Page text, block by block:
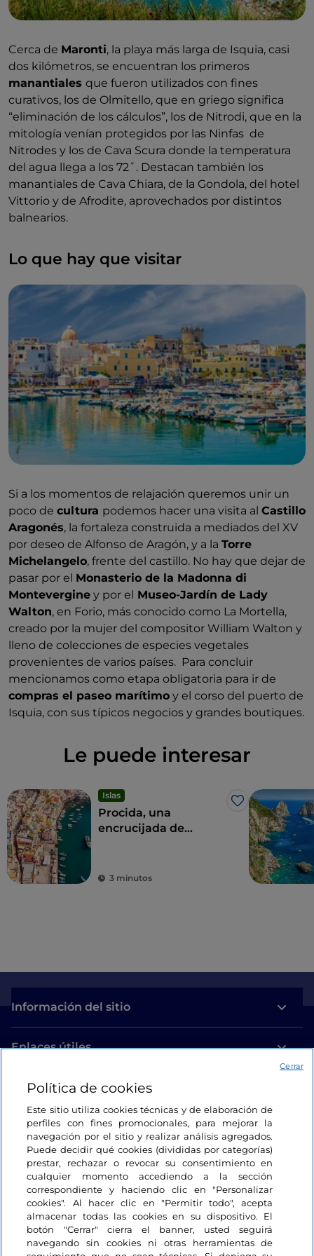
Cerca de Maronti, la playa más larga de Isquia, casi
dos kilómetros, se encuentran los primeros
manantiales que fueron utilizados con fines
curativos, los de Olmitello, que en griego significa
“eliminación de los cálculos”, los de Nitrodi, que en la
mitología venían protegidos por las Ninfas de
Nitrodes y los de Cava Scura donde la temperatura
del agua llega a los 72˚. Destacan también los
manantiales de Cava Chiara, de la Gondola, del hotel
Vittorio y de Afrodite, aprovechados por distintos
balnearios.
Lo que hay que visitar
Si a los momentos de relajación queremos unir un
poco de cultura podemos hacer una visita al Castillo
Aragonés, la fortaleza construida a mediados del XV
por deseo de Alfonso de Aragón, y a la Torre
Michelangelo, frente del castillo. No hay que dejar de
pasar por el Monasterio de la Madonna di
Montevergine y por el Museo-Jardín de Lady
Walton, en Forio, más conocido como La Mortella,
creado por la mujer del compositor William Walton y
lleno de colecciones de especies vegetales
provenientes de varios países. Para concluir
mencionamos como etapa obligatoria para ir de
compras el paseo marítimo y el corso del puerto de
Isquia, con sus típicos negocios y grandes boutiques.
Le puede interesar
Islas
Me gusta
Procida, una
encrucijada de
3 minutos
Información del sitio
Enlaces útiles
Acceso
Estamos en contacto
Política de cookies
Este sitio utiliza cookies técnicas y de elaboración de
perfiles con fines promocionales, para mejorar la
navegación por el sitio y realizar análisis agregados.
Puede decidir qué cookies (divididas por categorías)
prestar, rechazar o revocar su consentimiento en
cualquier momento accediendo a la sección
correspondiente y haciendo clic en "Personalizar
cookies". Al hacer clic en "Permitir todo", acepta
almacenar todas las cookies en su dispositivo. El
botón "Cerrar" cierra el banner, usted seguirá
navegando sin cookies ni otras herramientas de
Cerrar